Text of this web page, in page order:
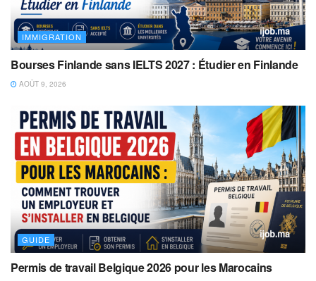
IMMIGRATION
Bourses Finlande sans IELTS 2027 : Étudier en Finlande
AOÛT 9, 2026
GUIDE
Permis de travail Belgique 2026 pour les Marocains